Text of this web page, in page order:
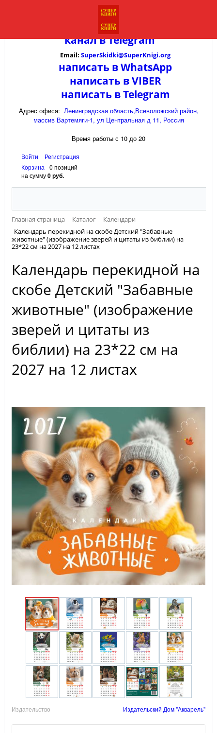
канал вTelegram
Email: SuperSkidki@SuperKnigi.org
написать в WhatsApp
написать в VIBER
написать в Telegram
Адрес офиса: Ленинградская область,Всеволожский район,
массив Вартемяги-1, ул Центральная д 11, Россия
Время работы с 10 до 20
Войти
Регистрация
Корзина
0 позиций
на сумму0 руб.
Главная страница Каталог
Календари
Календарь перекидной на скобе Детский "Забавные
животные" (изображение зверей и цитаты из библии) на
23*22 см на 2027 на 12 листах
Календарь перекидной на
скобе Детский "Забавные
животные" (изображение
зверей и цитаты из
библии) на 23*22 см на
2027 на 12 листах
Издательство Издательский Дом "Акварель"